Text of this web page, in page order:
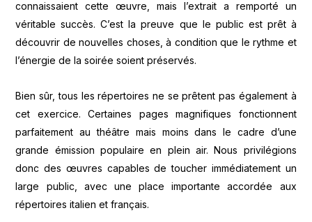
connaissaient cette œuvre, mais l’extrait a remporté un
véritable succès. C’est la preuve que le public est prêt à
découvrir de nouvelles choses, à condition que le rythme et
l’énergie de la soirée soient préservés.
Bien sûr, tous les répertoires ne se prêtent pas également à
cet exercice. Certaines pages magnifiques fonctionnent
parfaitement au théâtre mais moins dans le cadre d’une
grande émission populaire en plein air. Nous privilégions
donc des œuvres capables de toucher immédiatement un
large public, avec une place importante accordée aux
répertoires italien et français.